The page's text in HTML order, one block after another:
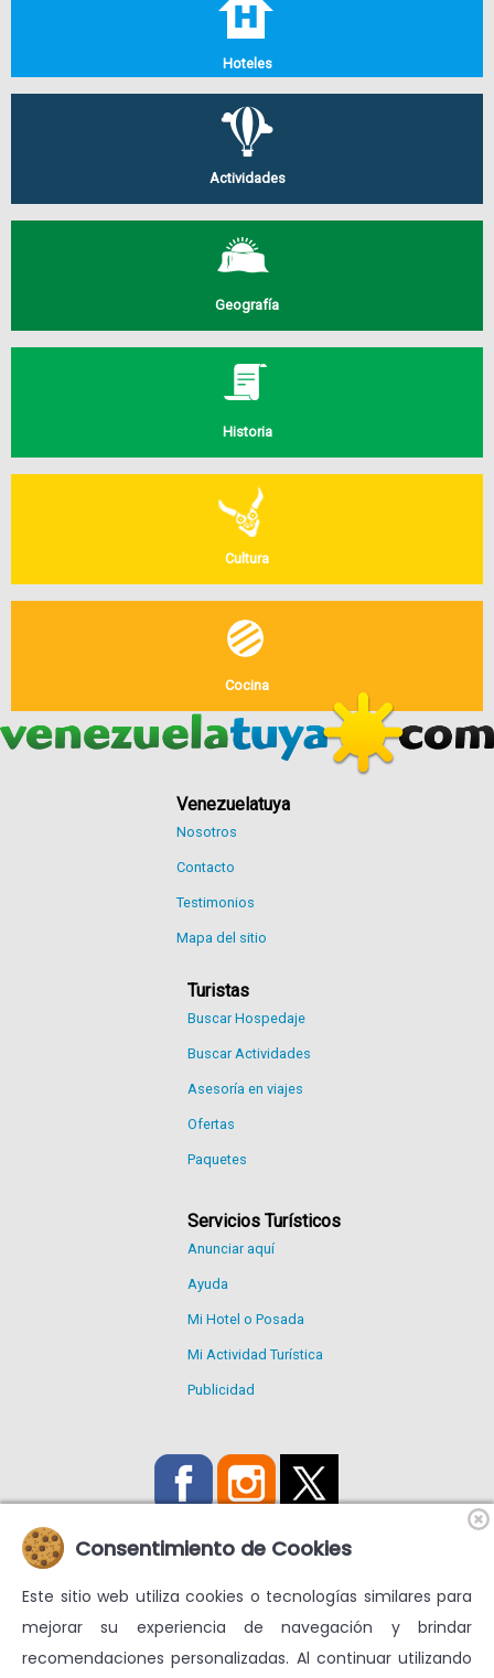
Hoteles
Actividades
Geografía
Historia
Cultura
Cocina
Venezuelatuya
Nosotros
Contacto
Testimonios
Mapa del sitio
Turistas
Buscar Hospedaje
Buscar Actividades
Asesoría en viajes
Ofertas
Paquetes
Servicios Turísticos
Anunciar aquí
Ayuda
Mi Hotel o Posada
Mi Actividad Turística
Publicidad
Utilizamos Cookies propias y de terceros para mejorar nuestros
servicios y mostrarte publicidad relacionada con tus
preferencias.
Consentimiento de Cookies
Este sitio web utiliza cookies o tecnologías similares para
mejorar su experiencia de navegación y brindar
recomendaciones personalizadas. Al continuar utilizando